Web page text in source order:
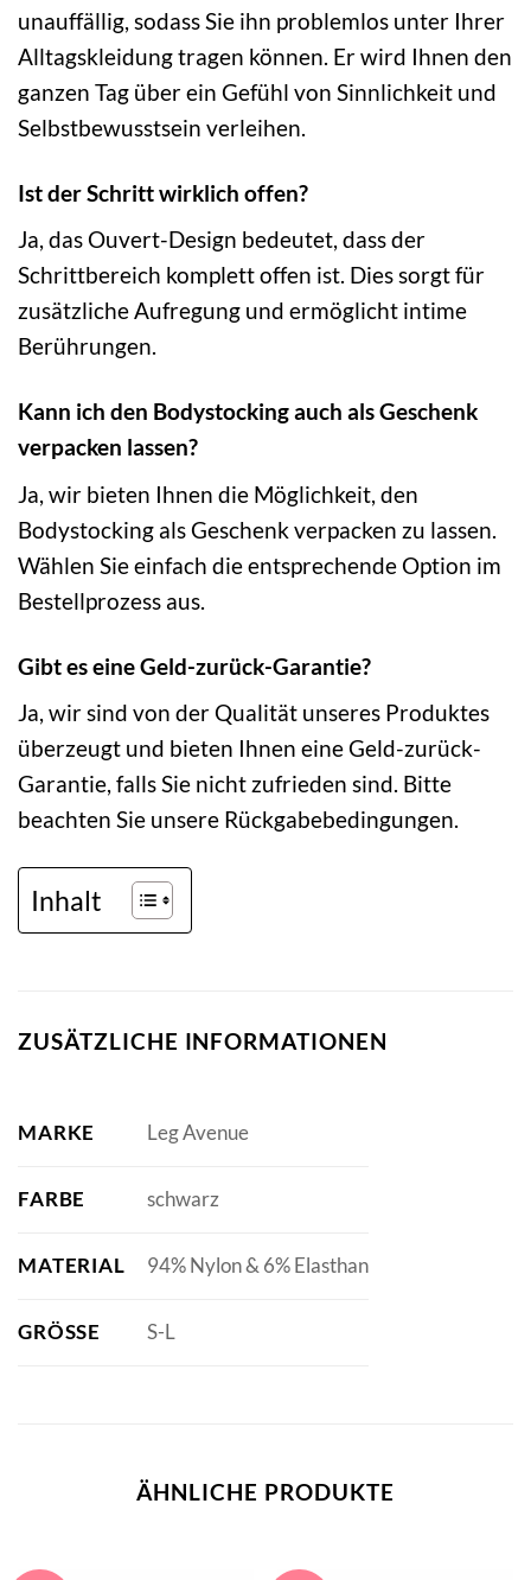
unauffällig, sodass Sie ihn problemlos unter Ihrer
Alltagskleidung tragen können. Er wird Ihnen den
ganzen Tag über ein Gefühl von Sinnlichkeit und
Selbstbewusstsein verleihen.
Ist der Schritt wirklich offen?
Ja, das Ouvert-Design bedeutet, dass der
Schrittbereich komplett offen ist. Dies sorgt für
zusätzliche Aufregung und ermöglicht intime
Berührungen.
Kann ich den Bodystocking auch als Geschenk
verpacken lassen?
Ja, wir bieten Ihnen die Möglichkeit, den
Bodystocking als Geschenk verpacken zu lassen.
Wählen Sie einfach die entsprechende Option im
Bestellprozess aus.
Gibt es eine Geld-zurück-Garantie?
Ja, wir sind von der Qualität unseres Produktes
überzeugt und bieten Ihnen eine Geld-zurück-
Garantie, falls Sie nicht zufrieden sind. Bitte
beachten Sie unsere Rückgabebedingungen.
Inhalt
ZUSÄTZLICHE INFORMATIONEN
MARKE Leg Avenue
FARBE schwarz
MATERIAL 94% Nylon & 6% Elasthan
GRÖSSE S-L
ÄHNLICHE PRODUKTE